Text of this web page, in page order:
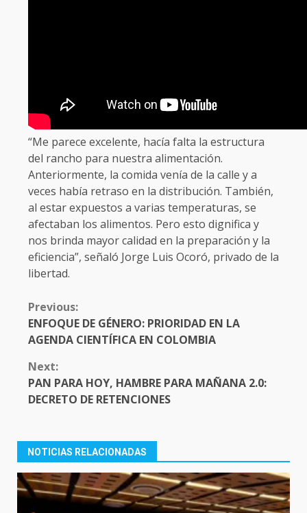
“Me parece excelente, hacía falta la estructura
del rancho para nuestra alimentación.
Anteriormente, la comida venía de la calle y a
veces había retraso en la distribución. También,
al estar expuestos a varias temperaturas, se
afectaban los alimentos. Pero esto dignifica y
nos brinda mayor calidad en la preparación y la
eficiencia”, señaló Jorge Luis Ocoró, privado de la
libertad.
CONTINUE
READING
Previous:
ENFOQUE DE GÉNERO: PRIORIDAD EN LA
AGENDA CIENTÍFICA EN COLOMBIA
Next:
PAN PARA HOY, HAMBRE PARA MAÑANA 2.0:
DECRETO DE RETENCIONES
NOTICIAS RELACIONADAS